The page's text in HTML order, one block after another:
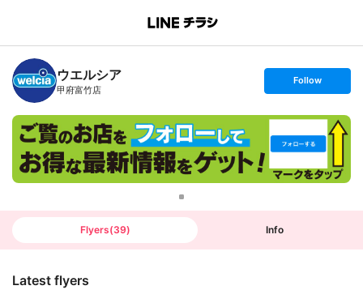
B
n
c
h
T
ウエルシア
甲府富竹店
s
t
o
l
o
w
Follow
Flyers(39) Info
Latest flyers